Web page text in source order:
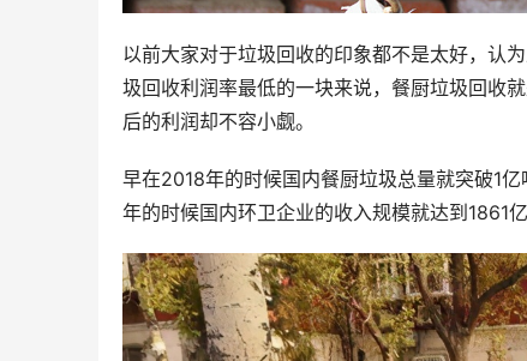
以前大家对于垃圾回收的印象都不是太好，认
圾回收利润率最低的一块来说，餐厨垃圾回收
后的利润却不容小觑。
早在2018年的时候国内餐厨垃圾总量就突破1
年的时候国内环卫企业的收入规模就达到1861亿